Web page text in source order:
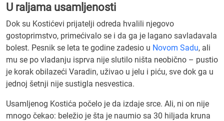
U raljama usamljenosti
Dok su Kostićevi prijatelji odreda hvalili njegovo
gostoprimstvo, primećivalo se i da ga je lagano savladavala
bolest. Pesnik se leta te godine zadesio u Novom Sadu, ali
mu se po vladanju isprva nije slutilo ništa neobično – pustio
je korak obilazeći Varadin, uživao u jelu i piću, sve dok ga u
jednoj šetnji nije sustigla nesvestica.
Usamljenog Kostića počelo je da izdaje srce. Ali, ni on nije
mnogo čekao: beležio je šta je naumio sa 30 hiljada kruna